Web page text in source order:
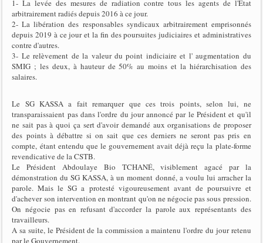
1- La levée des mesures de radiation contre tous les agents de l'Etat
arbitrairement radiés depuis 2016 à ce jour.
2- La libération des responsables syndicaux arbitrairement emprisonnés
depuis 2019 à ce jour et la fin des poursuites judiciaires et administratives
contre d'autres.
3- Le relèvement de la valeur du point indiciaire et l' augmentation du
SMIG ; les deux, à hauteur de 50% au moins et la hiérarchisation des
salaires.
Le SG KASSA a fait remarquer que ces trois points, selon lui, ne
transparaissaient pas dans l'ordre du jour annoncé par le Président et qu'il
ne sait pas à quoi ça sert d'avoir demandé aux organisations de proposer
des points à débattre si on sait que ces derniers ne seront pas pris en
compte, étant entendu que le gouvernement avait déjà reçu la plate-forme
revendicative de la CSTB.
Le Président Abdoulaye Bio TCHANÉ, visiblement agacé par la
démonstration du SG KASSA, à un moment donné, a voulu lui arracher la
parole. Mais le SG a protesté vigoureusement avant de poursuivre et
d'achever son intervention en montrant qu'on ne négocie pas sous pression.
On négocie pas en refusant d'accorder la parole aux représentants des
travailleurs.
A sa suite, le Président de la commission a maintenu l'ordre du jour retenu
par le Gouvernement.